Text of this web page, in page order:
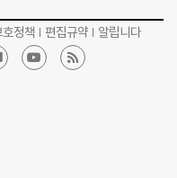
정책 편집규약 알립니다